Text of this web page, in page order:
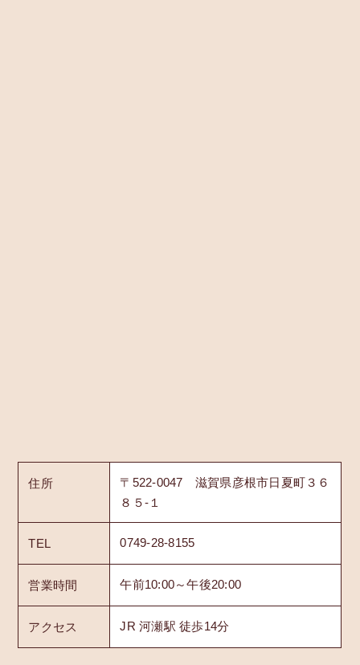
住所
〒522-0047 滋賀県彦根市日夏町３６
８５-１
TEL 0749-28-8155
営業時間 午前10:00～午後20:00
アクセス JR 河瀬駅 徒歩14分